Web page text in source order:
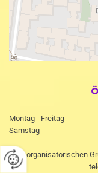
Montag - Freitag
Samstag
Aus organisatorischen